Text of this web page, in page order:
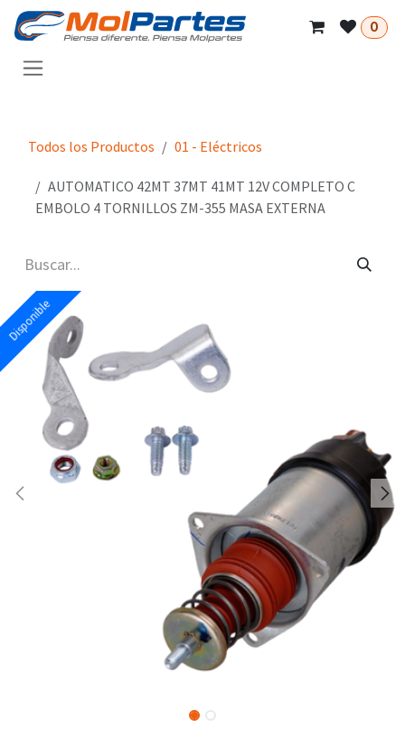
Ir al contenido
0
Todos los Productos 01 - Eléctricos
AUTOMATICO 42MT 37MT 41MT 12V COMPLETO C
EMBOLO 4 TORNILLOS ZM-355 MASA EXTERNA
Disponible
Disponible